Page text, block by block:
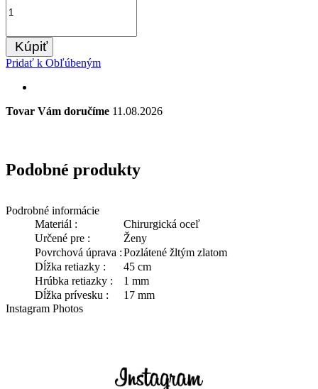
Kúpiť
Pridať k Obľúbeným
Tovar Vám doručíme 11.08.2026
Podrobné informácie
Materiál :
Chirurgická oceľ
Určené pre :
Ženy
Povrchová úprava :Pozlátené žltým zlatom
Dĺžka retiazky :
45 cm
Hrúbka retiazky :
1 mm
Dĺžka prívesku :
17 mm
Instagram Photos
Podobné produkty